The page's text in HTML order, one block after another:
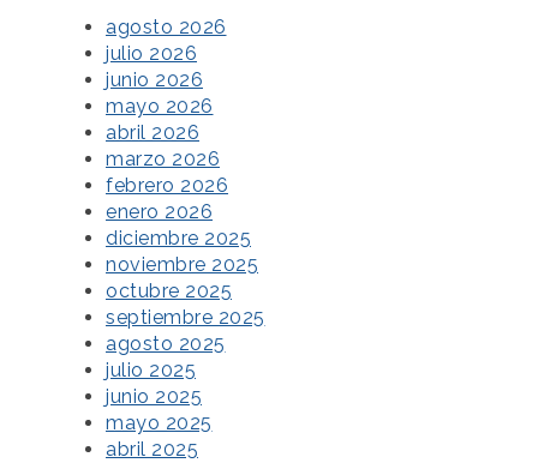
agosto 2026
julio 2026
junio 2026
mayo 2026
abril 2026
marzo 2026
febrero 2026
enero 2026
diciembre 2025
noviembre 2025
octubre 2025
septiembre 2025
agosto 2025
julio 2025
junio 2025
mayo 2025
abril 2025